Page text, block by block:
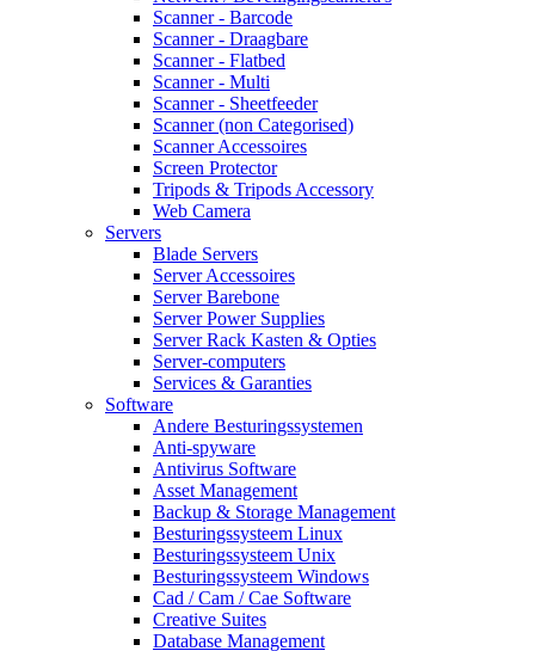
Scanner - Barcode
Scanner - Draagbare
Scanner - Flatbed
Scanner - Multi
Scanner - Sheetfeeder
Scanner (non Categorised)
Scanner Accessoires
Screen Protector
Tripods & Tripods Accessory
Web Camera
Servers
Blade Servers
Server Accessoires
Server Barebone
Server Power Supplies
Server Rack Kasten & Opties
Server-computers
Services & Garanties
Software
Andere Besturingssystemen
Anti-spyware
Antivirus Software
Asset Management
Backup & Storage Management
Besturingssysteem Linux
Besturingssysteem Unix
Besturingssysteem Windows
Cad / Cam / Cae Software
Creative Suites
Database Management